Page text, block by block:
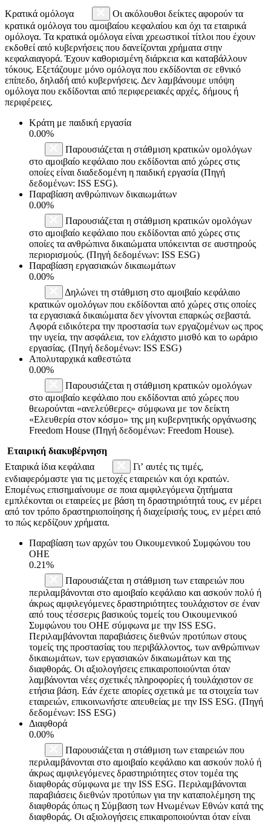
Κρατικά ομόλογα
Οι ακόλουθοι δείκτες αφορούν τα
κρατικά ομόλογα του αμοιβαίου κεφαλαίου και όχι τα εταιρικά
ομόλογα. Τα κρατικά ομόλογα είναι χρεωστικοί τίτλοι που έχουν
εκδοθεί από κυβερνήσεις που δανείζονται χρήματα στην
κεφαλαιαγορά. Έχουν καθορισμένη διάρκεια και καταβάλλουν
τόκους. Εξετάζουμε μόνο ομόλογα που εκδίδονται σε εθνικό
επίπεδο, δηλαδή από κυβερνήσεις. Δεν λαμβάνουμε υπόψη
ομόλογα που εκδίδονται από περιφερειακές αρχές, δήμους ή
περιφέρειες.
Κράτη με παιδική εργασία
0.00%
Παρουσιάζεται η στάθμιση κρατικών ομολόγων
στο αμοιβαίο κεφάλαιο που εκδίδονται από χώρες στις
οποίες είναι διαδεδομένη η παιδική εργασία (Πηγή
δεδομένων: ISS ESG).
Παραβίαση ανθρώπινων δικαιωμάτων
0.00%
Παρουσιάζεται η στάθμιση κρατικών ομολόγων
στο αμοιβαίο κεφάλαιο που εκδίδονται από χώρες στις
οποίες τα ανθρώπινα δικαιώματα υπόκεινται σε αυστηρούς
περιορισμούς. (Πηγή δεδομένων: ISS ESG)
Παραβίαση εργασιακών δικαιωμάτων
0.00%
Δηλώνει τη στάθμιση στο αμοιβαίο κεφάλαιο
κρατικών ομολόγων που εκδίδονται από χώρες στις οποίες
τα εργασιακά δικαιώματα δεν γίνονται επαρκώς σεβαστά.
Αφορά ειδικότερα την προστασία των εργαζομένων ως προς
την υγεία, την ασφάλεια, τον ελάχιστο μισθό και το ωράριο
εργασίας. (Πηγή δεδομένων: ISS ESG)
Απολυταρχικά καθεστώτα
0.00%
Παρουσιάζεται η στάθμιση κρατικών ομολόγων
στο αμοιβαίο κεφάλαιο που εκδίδονται από χώρες που
θεωρούνται «ανελεύθερες» σύμφωνα με τον δείκτη
«Ελευθερία στον κόσμο» της μη κυβερνητικής οργάνωσης
Freedom House (Πηγή δεδομένων: Freedom House).
Εταιρική διακυβέρνηση
Εταιρικά ίδια κεφάλαια
Γι’ αυτές τις τιμές,
ενδιαφερόμαστε για τις μετοχές εταιρειών και όχι κρατών.
Επομένως επισημαίνουμε σε ποια αμφιλεγόμενα ζητήματα
εμπλέκονται οι εταιρείες με βάση τη δραστηριότητά τους, εν μέρει
από τον τρόπο δραστηριοποίησης ή διαχείρισής τους, εν μέρει από
το πώς κερδίζουν χρήματα.
Παραβίαση των αρχών του Οικουμενικού Συμφώνου του
ΟΗΕ
0.21%
Παρουσιάζεται η στάθμιση των εταιρειών που
περιλαμβάνονται στο αμοιβαίο κεφάλαιο και ασκούν πολύ ή
άκρως αμφιλεγόμενες δραστηριότητες τουλάχιστον σε έναν
από τους τέσσερις βασικούς τομείς του Οικουμενικού
Συμφώνου του ΟΗΕ σύμφωνα με την ISS ESG.
Περιλαμβάνονται παραβιάσεις διεθνών προτύπων στους
τομείς της προστασίας του περιβάλλοντος, των ανθρώπινων
δικαιωμάτων, των εργασιακών δικαιωμάτων και της
διαφθοράς. Οι αξιολογήσεις επικαιροποιούνται όταν
λαμβάνονται νέες σχετικές πληροφορίες ή τουλάχιστον σε
ετήσια βάση. Εάν έχετε απορίες σχετικά με τα στοιχεία των
εταιρειών, επικοινωνήστε απευθείας με την ISS ESG. (Πηγή
δεδομένων: ISS ESG)
Διαφθορά
0.00%
Παρουσιάζεται η στάθμιση των εταιρειών που
περιλαμβάνονται στο αμοιβαίο κεφάλαιο και ασκούν πολύ ή
άκρως αμφιλεγόμενες δραστηριότητες στον τομέα της
διαφθοράς σύμφωνα με την ISS ESG. Περιλαμβάνονται
παραβιάσεις διεθνών προτύπων για την καταπολέμηση της
διαφθοράς όπως η Σύμβαση των Ηνωμένων Εθνών κατά της
διαφθοράς. Οι αξιολογήσεις επικαιροποιούνται όταν είναι